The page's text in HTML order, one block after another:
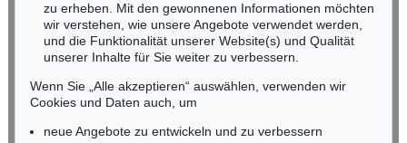
NORDDEUTSCHLAND
Nico Kassel, M.A.
Tel.: +49 (0)89 55244-164
Mobil: +49 (0)171 8618661
n.kassel@kettererkunst.de
zu erheben. Mit den gewonnenen Informationen möchten
wir verstehen, wie unsere Angebote verwendet werden,
und die Funktionalität unserer Website(s) und Qualität
unserer Inhalte für Sie weiter zu verbessern.
Wenn Sie „Alle akzeptieren“ auswählen, verwenden wir
Cookies und Daten auch, um
neue Angebote zu entwickeln und zu verbessern